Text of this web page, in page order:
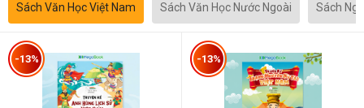
Sách Văn Học Việt Nam Sách Văn Học Nước Ngoài Sách
-13% -13%